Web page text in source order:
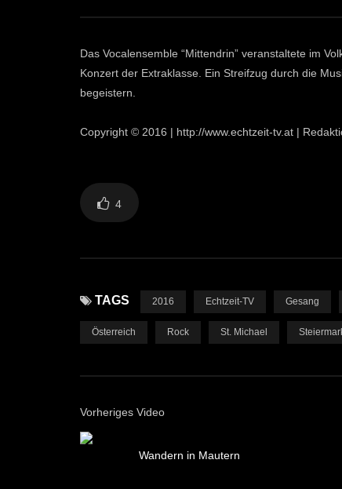
Das Vocalensemble “Mittendrin” veranstaltete im
Konzert der Extraklasse. Ein Streifzug durch die
begeistern.
Copyright © 2016 | http://www.echtzeit-tv.at |
4
TAGS 2016 Echtzeit-TV Gesang
Österreich Rock St. Michael
Vorheriges Video
Wandern in Mautern